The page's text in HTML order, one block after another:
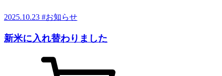
2025.10.23 #お知らせ
新米に入れ替わりました